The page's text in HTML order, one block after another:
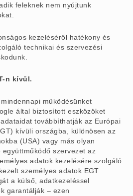
feleknek nem nyújtunk
kezeléséről hatékony és
technikai és szervezési
n kívül.
működésünket
által biztosított eszközöket
továbbíthatják az Európai
kívüli országba, különösen az
(USA) vagy más olyan
szervezet az
adatok kezelésére szolgáló
személyes adatok EGT
a külső, adatkezeléssel
garantálják – ezen